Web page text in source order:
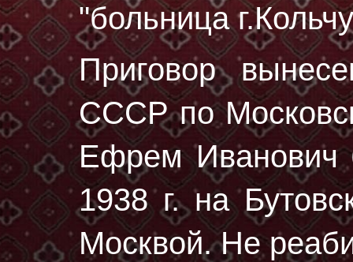
"больница
Приговор
СССР по
Ефрем Иванович
1938 г.на
Москвой. Не